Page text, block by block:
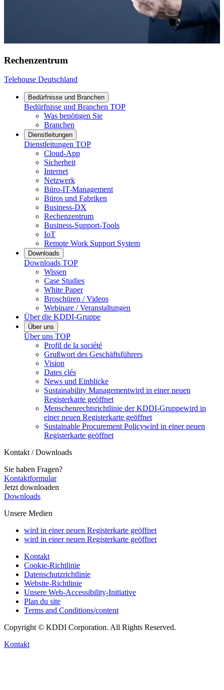
Rechenzentrum
Telehouse Deutschland
Bedürfnisse und Branchen
Bedürfnisse und Branchen TOP
Was benötigen Sie
Branchen
Dienstleitungen
Dienstleitungen TOP
Cloud-App
Sicherheit
Internet
Netzwerk
Büro-IT-Management
Büros und Fabriken
Business-DX
Rechenzentrum
Business-Support-Tools
IoT
Remote Work Support System
Downloads
Downloads TOP
Wissen
Case Studies
White Paper
Broschüren / Videos
Webinare / Veranstaltungen
Über die KDDI-Gruppe
Über uns
Über uns TOP
Profil de la société
Grußwort des Geschäftsführers
Vision
Dates clés
News und Einblicke
Sustainability Managementwird in einer neuen
Registerkarte geöffnet
Menschenrechtsrichtlinie der KDDI-Gruppewird in
einer neuen Registerkarte geöffnet
Sustainable Procurement Policywird in einer neuen
Registerkarte geöffnet
Kontakt / Downloads
Sie haben Fragen?
Kontaktformular
Jetzt downloaden
Downloads
Unsere Medien
wird in einer neuen Registerkarte geöffnet
wird in einer neuen Registerkarte geöffnet
Kontakt
Cookie-Richtlinie
Datenschutzrichtlinie
Website-Richtlinie
Unsere Web-Accessibility-Initiative
Plan du site
Terms and Conditions/content
Copyright © KDDI Corporation. All Rights Reserved.
Kontakt